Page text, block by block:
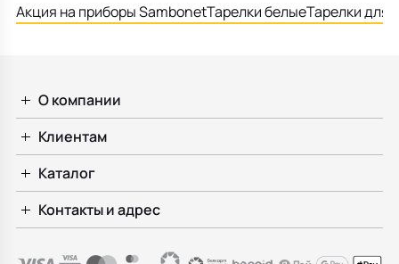
Акция на приборы SambonetТарелки белыеТарелки для
О компании
Клиентам
Каталог
Контакты и адрес